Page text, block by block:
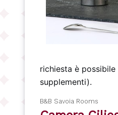
richiesta è
supplementi).
B&B Savoia Rooms